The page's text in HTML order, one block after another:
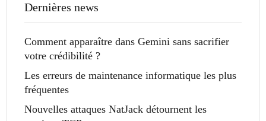
Dernières news
Comment apparaître dans Gemini sans sacrifier
votre crédibilité ?
Les erreurs de maintenance informatique les plus
fréquentes
Nouvelles attaques NatJack détournent les